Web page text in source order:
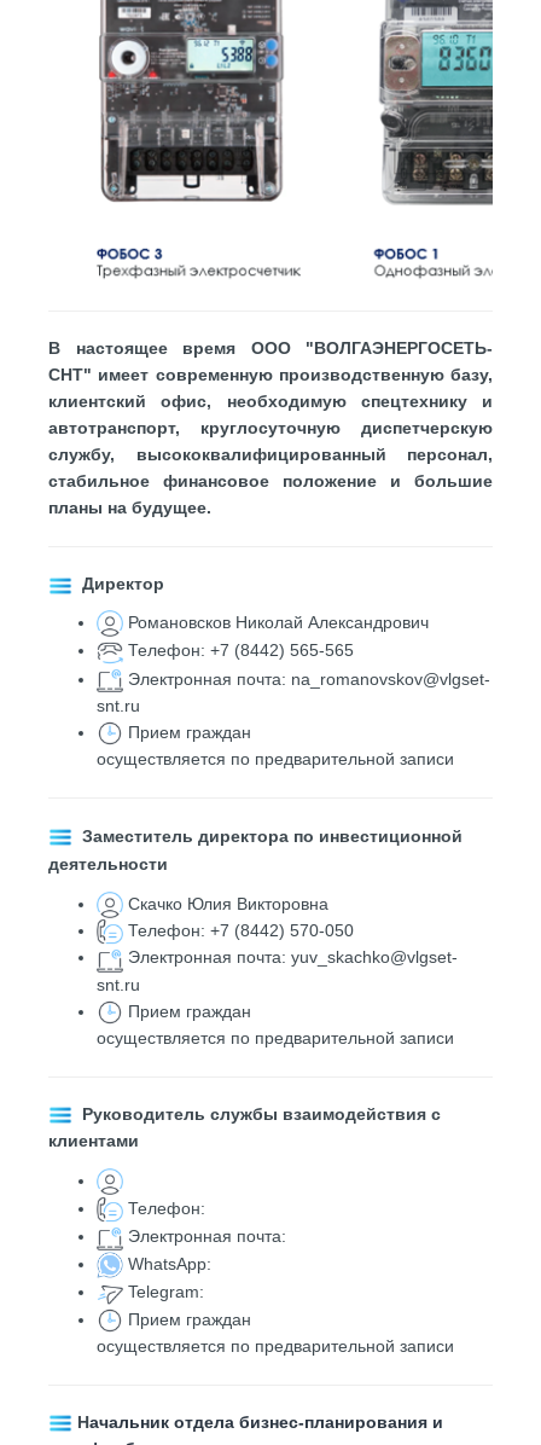
В настоящее время ООО "ВОЛГАЭНЕРГОСЕТЬ-
СНТ" имеет современную производственную базу,
клиентский офис, необходимую спецтехнику и
автотранспорт, круглосуточную диспетчерскую
службу, высококвалифицированный персонал,
стабильное финансовое положение и большие
планы на будущее.
Директор
Романовсков Николай Александрович
Телефон: +7 (8442) 565-565
Электронная почта: na_romanovskov@vlgset-
snt.ru
Прием граждан
осуществляется по предварительной записи
Заместитель директора по инвестиционной
деятельности
Скачко Юлия Викторовна
Телефон: +7 (8442) 570-050
Электронная почта: yuv_skachko@vlgset-
snt.ru
Прием граждан
осуществляется по предварительной записи
Руководитель службы взаимодействия с
клиентами
Телефон:
Электронная почта:
WhatsApp:
Telegram:
Прием граждан
осуществляется по предварительной записи
Начальник отдела бизнес-планирования и